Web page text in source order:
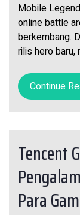
Mobile
online battle
berkembang.
rilis hero
Continue
Tencent
Para